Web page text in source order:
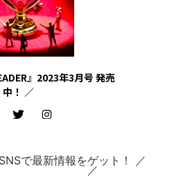
』2023年3月号 発売
中！ ／
で最新情報をゲット！ ／